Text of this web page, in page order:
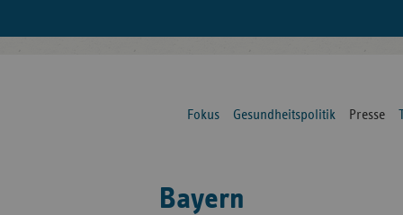
Fokus Gesundheitspolitik Presse
Bayern